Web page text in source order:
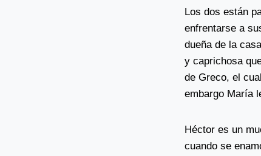
Los dos están
enfrentarse a
dueña de la
y caprichosa
de Greco, el
embargo María
Héctor es un
cuando se